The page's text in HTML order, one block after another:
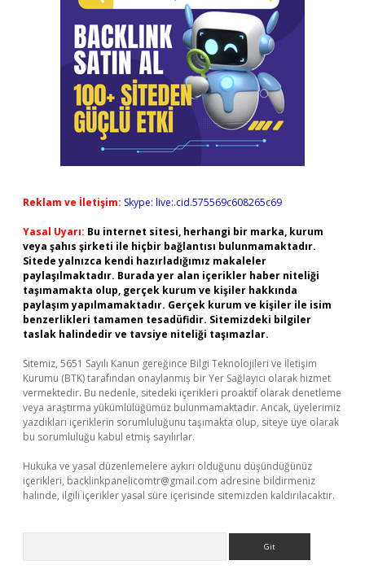
Reklam ve İletişim: Skype: live:.cid.575569c608265c69
Yasal Uyarı: Bu internet sitesi, herhangi bir marka, kurum
veya şahıs şirketi ile hiçbir bağlantısı bulunmamaktadır.
Sitede yalnızca kendi hazırladığımız makaleler
paylaşılmaktadır. Burada yer alan içerikler haber niteliği
taşımamakta olup, gerçek kurum ve kişiler hakkında
paylaşım yapılmamaktadır. Gerçek kurum ve kişiler ile isim
benzerlikleri tamamen tesadüfidir. Sitemizdeki bilgiler
taslak halindedir ve tavsiye niteliği taşımazlar.
Sitemiz, 5651 Sayılı Kanun gereğince Bilgi Teknolojileri ve İletişim
Kurumu (BTK) tarafından onaylanmış bir Yer Sağlayıcı olarak hizmet
vermektedir. Bu nedenle, sitedeki içerikleri proaktif olarak denetleme
veya araştırma yükümlülüğümüz bulunmamaktadır. Ancak, üyelerimiz
yazdıkları içeriklerin sorumluluğunu taşımakta olup, siteye üye olarak
bu sorumluluğu kabul etmiş sayılırlar.
Hukuka ve yasal düzenlemelere aykırı olduğunu düşündüğünüz
içerikleri, backlinkpanelicomtr@gmail.com adresine bildirmeniz
halinde, ilgili içerikler yasal süre içerisinde sitemizden kaldırılacaktır.